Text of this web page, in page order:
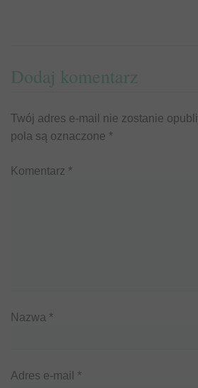
Dodaj komentarz
Twój adres e-mail nie zostanie
pola są oznaczone *
Komentarz *
Nazwa *
Adres e-mail *